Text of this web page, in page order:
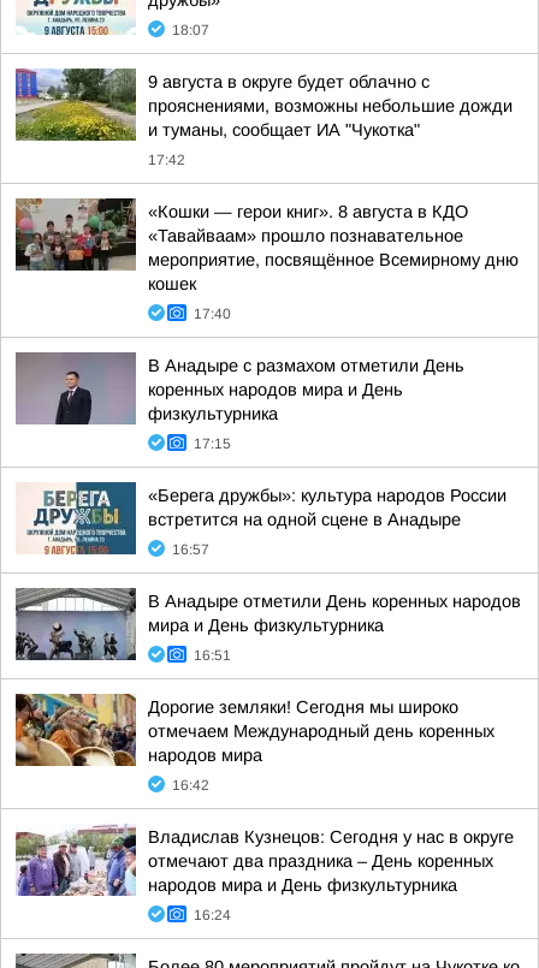
18:07
9 августа в округе будет облачно с
прояснениями, возможны небольшие дожди
и туманы, сообщает ИА "Чукотка"
17:42
«Кошки — герои книг». 8 августа в КДО
«Тавайваам» прошло познавательное
мероприятие, посвящённое Всемирному дню
кошек
17:40
В Анадыре с размахом отметили День
коренных народов мира и День
физкультурника
17:15
«Берега дружбы»: культура народов России
встретится на одной сцене в Анадыре
16:57
В Анадыре отметили День коренных народов
мира и День физкультурника
16:51
Дорогие земляки! Сегодня мы широко
отмечаем Международный день коренных
народов мира
16:42
Владислав Кузнецов: Сегодня у нас в округе
отмечают два праздника – День коренных
народов мира и День физкультурника
16:24